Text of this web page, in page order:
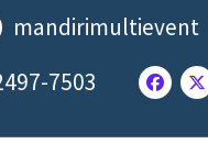
mandirimultievent
7503